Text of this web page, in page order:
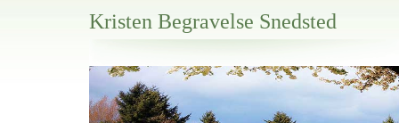
Kristen Begravelse Snedsted
Her hos os får du altid en god afslutning når det gælder
Kristen Begravelse Snedsted
vi hjælper i alle faser af begravelsel